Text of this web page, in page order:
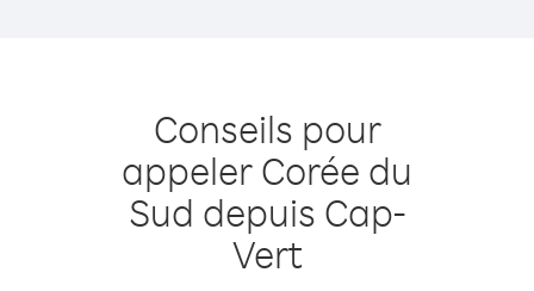
Conseils pour
appeler Corée du
Sud depuis Cap-
Vert